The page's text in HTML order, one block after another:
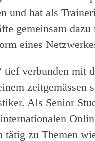
und hat als
gemeinsam dazu
eines
tief verbunden mit
zeitgemässen
Als Senior
tätig zu Themen